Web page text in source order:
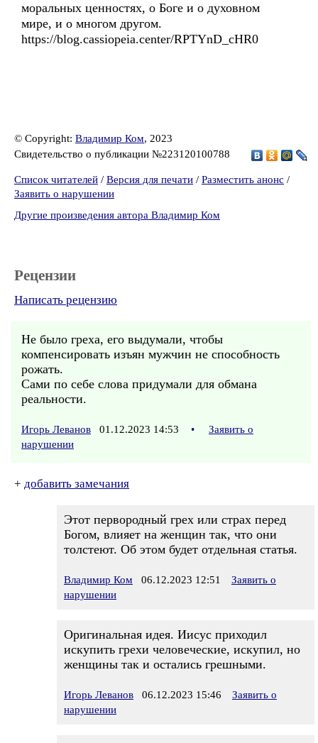
моральных ценностях, о Боге и о духовном
мире, и о многом другом.
https://blog.cassiopeia.center/RPTYnD_cHR0
© Copyright: Владимир Ком, 2023
Свидетельство о публикации №223120100788
Список читателей / Версия для печати / Разместить анонс /
Заявить о нарушении
Другие произведения автора Владимир Ком
Рецензии
Написать рецензию
Не было греха, его выдумали, чтобы
компенсировать изъян мужчин не способность
рожать.
Сами по себе слова придумали для обмана
реальности.
Игорь Леванов 01.12.2023 14:53 •
Заявить о
нарушении
+ добавить замечания
Этот первородный грех или страх перед
Богом, влияет на женщин так, что они
толстеют. Об этом будет отдельная статья.
Владимир Ком 06.12.2023 12:51
Заявить о
нарушении
Оригинальная идея. Иисус приходил
искупить грехи человеческие, искупил, но
женщины так и остались грешными.
Игорь Леванов 06.12.2023 15:46
Заявить о
нарушении